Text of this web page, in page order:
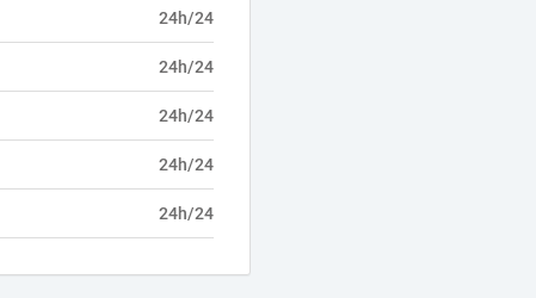
24h/24
24h/24
24h/24
24h/24
24h/24